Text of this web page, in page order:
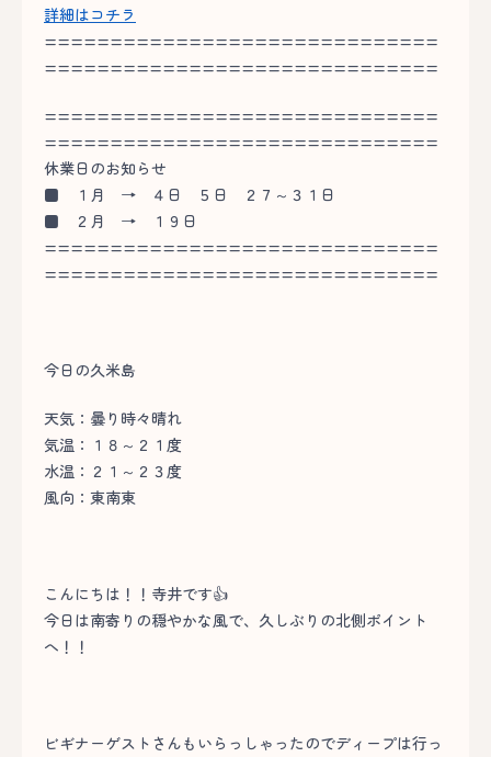
詳細はコチラ
==============================
==============================
==============================
==============================
休業日のお知らせ
■ １月 → ４日 ５日 ２７～３１日
■ ２月 → １９日
==============================
==============================
今日の久米島
天気：曇り時々晴れ
気温：１８～２１度
水温：２１～２３度
風向：東南東
こんにちは！！寺井です👍
今日は南寄りの穏やかな風で、久しぶりの北側ポイント
へ！！
ビギナーゲストさんもいらっしゃったのでディープは行っ